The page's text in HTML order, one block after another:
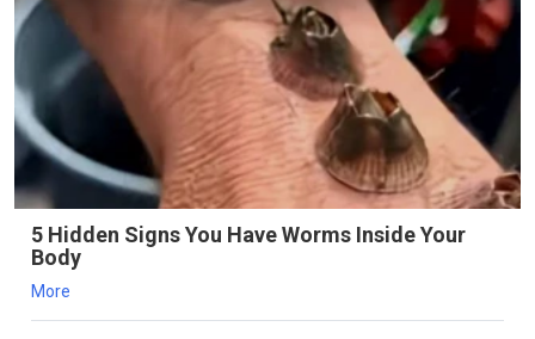
5 Hidden Signs You Have Worms Inside Your
Body
More